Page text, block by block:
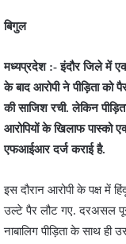
बिगुल
मध्यप्रदेश :- इंदौर जिले में
के बाद आरोपी ने पीड़िता को
की साजिश रची. लेकिन
आरोपियों के खिलाफ पास्को
एफआईआर दर्ज कराई है.
इस दौरान आरोपी के पक्ष में
उल्टे पैर लौट गए. दरअसल
नाबालिग पीड़िता के साथ